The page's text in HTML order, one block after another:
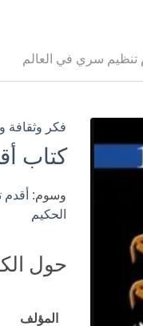
تنظيم سري في العالم
فكر وثقافة
كتاب
وسوم:
الحكيم
حول
المؤلف